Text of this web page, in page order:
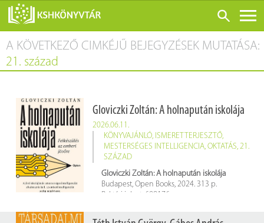
ONLINE KATALÓGUS
RÓLUNK
SZOLGÁLTATÁSOK
KONFERENCIÁK
ADATBÁZISOK
BLOG
A KÖVETKEZŐ CIMKÉJŰ BEJEGYZÉSEK MUTATÁSA:
21. század
Gloviczki Zoltán: A holnapután iskolája
2026.06.11.
KÖNYVAJÁNLÓ, ISMERETTERJESZTŐ,
MESTERSÉGES INTELLIGENCIA, OKTATÁS, 21.
SZÁZAD
Gloviczki Zoltán: A holnapután iskolája
Budapest, Open Books, 2024. 313 p.
Raktári jelzet: 698176